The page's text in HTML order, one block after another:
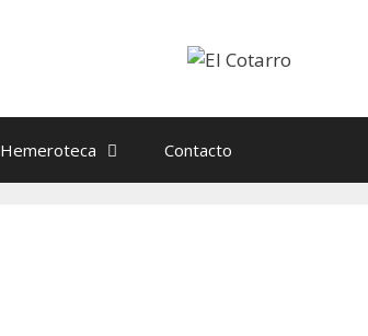
Hemeroteca Contacto